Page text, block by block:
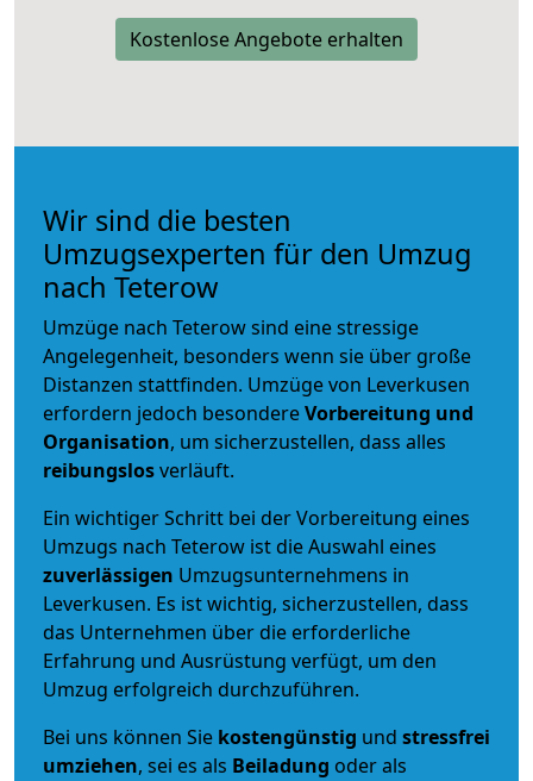
Kostenlose Angebote erhalten
Wir sind die besten
Umzugsexperten für den Umzug
nach Teterow
Umzüge nach Teterow sind eine stressige
Angelegenheit, besonders wenn sie über große
Distanzen stattfinden. Umzüge von Leverkusen
erfordern jedoch besondereVorbereitung und
Organisation, um sicherzustellen, dass alles
reibungslosverläuft.
Ein wichtiger Schritt bei der Vorbereitung eines
Umzugs nach Teterow ist die Auswahl eines
zuverlässigen Umzugsunternehmens in
Leverkusen. Es ist wichtig, sicherzustellen, dass
das Unternehmen über die erforderliche
Erfahrung und Ausrüstung verfügt, um den
Umzug erfolgreich durchzuführen.
Bei uns können Sie kostengünstig und stressfrei
umziehen, sei es als Beiladung oder als